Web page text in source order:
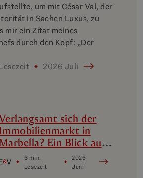
um mit César Val, der
in Sachen Luxus, zu
mir ein Zitat meines
durch den Kopf: „Der
2026 Juli
sich der
Immobilienmarkt in
Marbella? Ein Blick auf
die Luxus-
in
6 min.
Lesezeit
2026
Juni